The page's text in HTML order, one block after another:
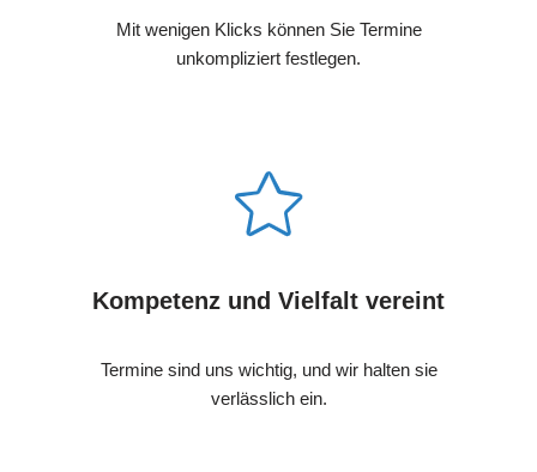
Mit wenigen Klicks können Sie Termine
unkompliziert festlegen.
Kompetenz und Vielfalt vereint
Termine sind uns wichtig, und wir halten sie
verlässlich ein.